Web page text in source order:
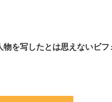
を写したとは思えないビフ